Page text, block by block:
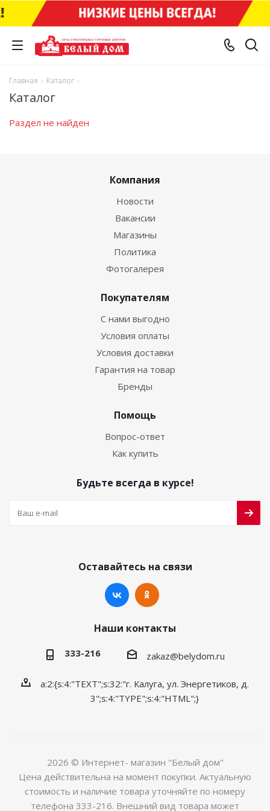
Главная - Каталог -
Каталог
Раздел не найден
Компания
Новости
Вакансии
Магазины
Политика
Фотогалерея
Покупателям
С нами выгодно
Условия оплаты
Условия доставки
Гарантия на товар
Бренды
Помощь
Вопрос-ответ
Как купить
Будьте всегда в курсе!
Оставайтесь на связи
Наши контакты
333-216 zakaz@belydom.ru
a:2:{s:4:"TEXT";s:32:"г. Калуга, ул. Энергетиков, д.
3";s:4:"TYPE";s:4:"HTML";}
2026 © Интернет- магазин "Белый дом"
Цена действительна на момент покупки. Актуальную
стоимость и наличие товара уточняйте по номеру
телефона 333-216. Внешний вид товара может